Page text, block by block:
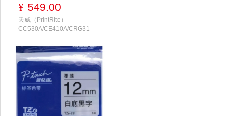
¥ 549.00
天威（PrintRite）
CC530A/CE410A/CRG31